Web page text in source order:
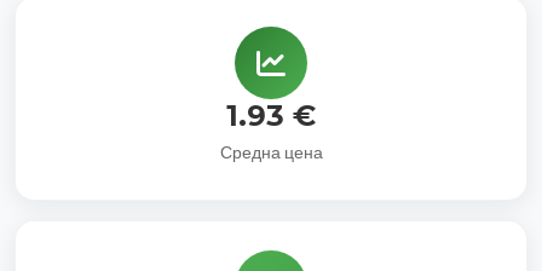
1.93 €
Средна цена